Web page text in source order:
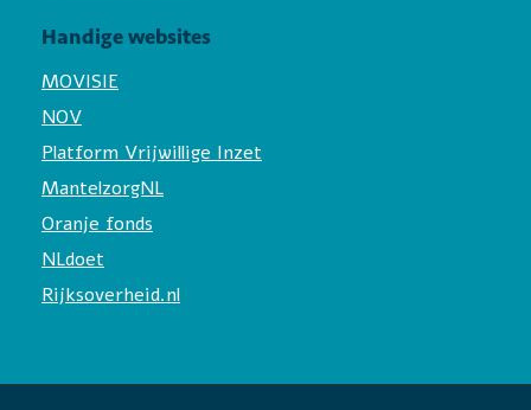
Handige websites
MOVISIE
NOV
Platform Vrijwillige Inzet
MantelzorgNL
Oranje fonds
NLdoet
Rijksoverheid.nl